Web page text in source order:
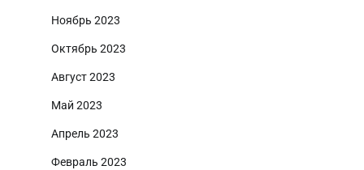
Ноябрь 2023
Октябрь 2023
Август 2023
Май 2023
Апрель 2023
Февраль 2023